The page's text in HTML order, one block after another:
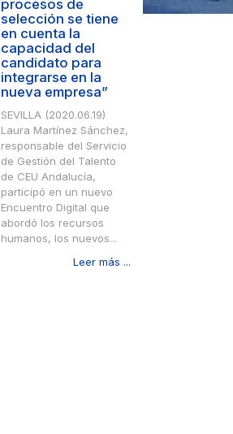
procesos de
selección se tiene
en cuenta la
capacidad del
candidato para
integrarse en la
nueva empresa”
SEVILLA (2020.06.19)
Laura Martínez Sánchez,
responsable del Servicio
de Gestión del Talento
de CEU Andalucía,
participó en un nuevo
Encuentro Digital que
abordó los recursos
humanos, los nuevos...
Leer más ...